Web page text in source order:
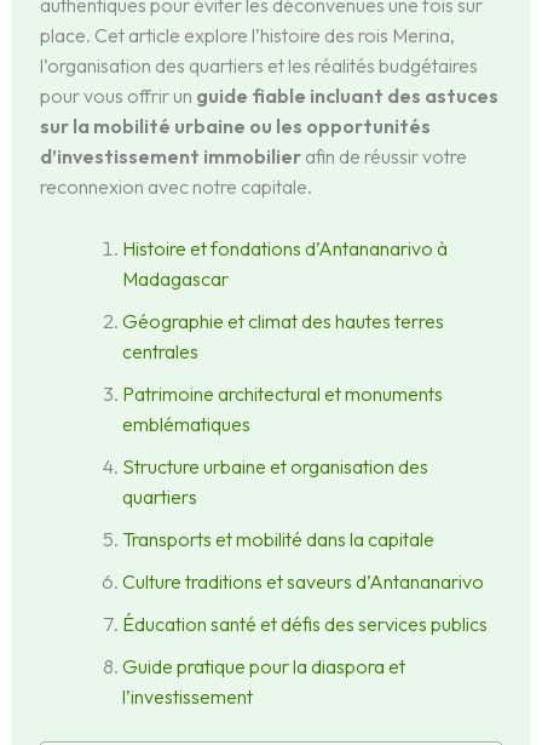
authentiques pour éviter les déconvenues une fois sur
place. Cet article explore l’histoire des rois Merina,
l’organisation des quartiers et les réalités budgétaires
pour vous offrir un guide fiable incluant des astuces
sur la mobilité urbaine ou les opportunités
d’investissement immobilierafin de réussir votre
reconnexion avec notre capitale.
Histoire et fondations d’Antananarivo à
Madagascar
Géographie et climat des hautes terres
centrales
Patrimoine architectural et monuments
emblématiques
Structure urbaine et organisation des
quartiers
Transports et mobilité dans la capitale
Culture traditions et saveurs d’Antananarivo
Éducation santé et défis des services publics
Guide pratique pour la diaspora et
l’investissement